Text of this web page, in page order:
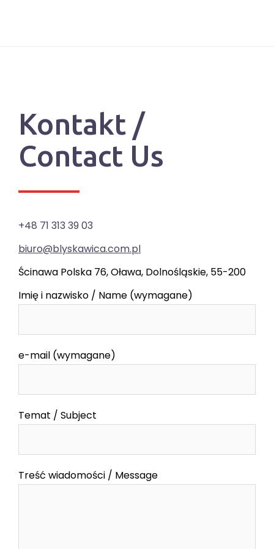
Kontakt /
Contact Us
+48 71 313 39 03
biuro@blyskawica.com.pl
Ścinawa Polska 76, Oława, Dolnośląskie, 55-200
Imię i nazwisko / Name (wymagane)
e-mail (wymagane)
Temat / Subject
Treść wiadomości / Message